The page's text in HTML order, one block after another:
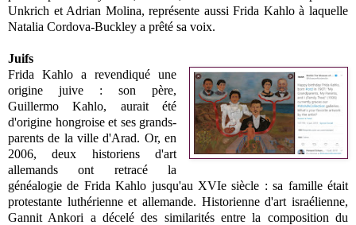
Unkrich et Adrian Molina, représente aussi Frida Kahlo à laquelle
Natalia Cordova-Buckley a prêté sa voix.
Juifs
Frida Kahlo a revendiqué une
origine juive : son père,
Guillermo Kahlo, aurait été
d'origine hongroise et ses grands-
parents de la ville d'Arad. Or, en
2006, deux historiens d'art
allemands ont retracé la
généalogie de Frida Kahlo jusqu'au XVIe siècle : sa famille était
protestante luthérienne et allemande. Historienne d'art israélienne,
Gannit Ankori a décelé des similarités entre la composition du